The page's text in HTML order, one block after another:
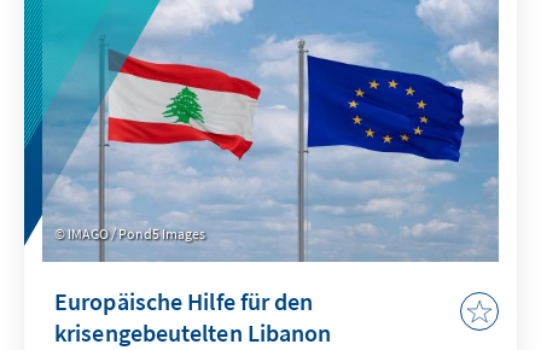
sich jedoch mit Sorgen vor Racheakten und
neuen Konflikten.
IMAGO / Pond5 Images
Europäische Hilfe für den
krisengebeutelten Libanon